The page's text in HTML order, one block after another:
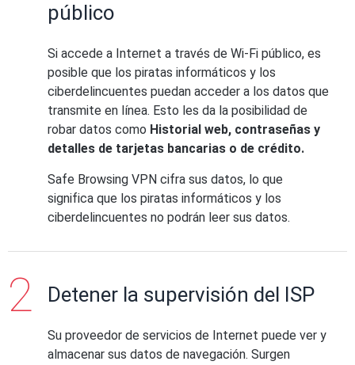
público
Si accede a Internet a través de Wi-Fi público, es
posible que los piratas informáticos y los
ciberdelincuentes puedan acceder a los datos que
transmite en línea. Esto les da la posibilidad de
robar datos como Historial web, contraseñas y
detalles de tarjetas bancarias o de crédito.
Safe Browsing VPN cifra sus datos, lo que
significa que los piratas informáticos y los
ciberdelincuentes no podrán leer sus datos.
Detener la supervisión del ISP
Su proveedor de servicios de Internet puede ver y
almacenar sus datos de navegación. Surgen